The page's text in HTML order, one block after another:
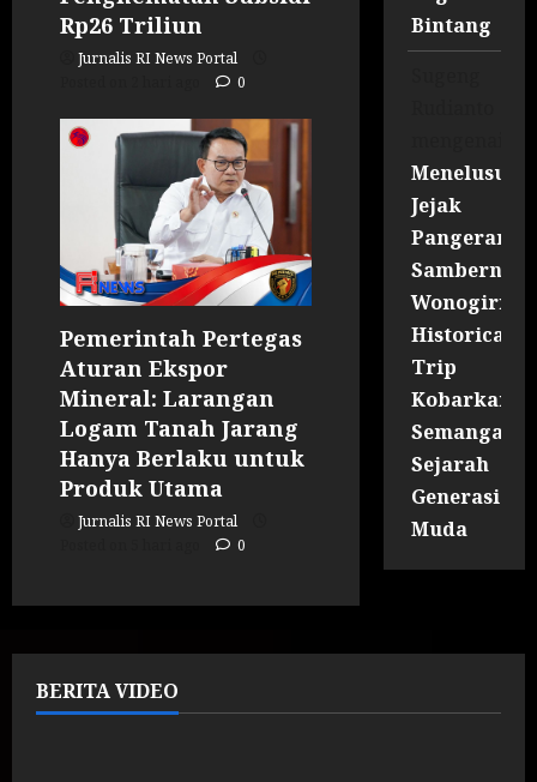
Rp26 Triliun
Jurnalis RI News Portal
0
Pemerintah Pertegas
Aturan Ekspor
Mineral: Larangan
Logam Tanah Jarang
Hanya Berlaku untuk
Produk Utama
Jurnalis RI News Portal
0
Bintang
Menelusuri
Jejak
Pangeran
Wonogiri
Historical
Trip
Kobarkan
Semangat
Sejarah
Generasi
Muda
BERITA VIDEO